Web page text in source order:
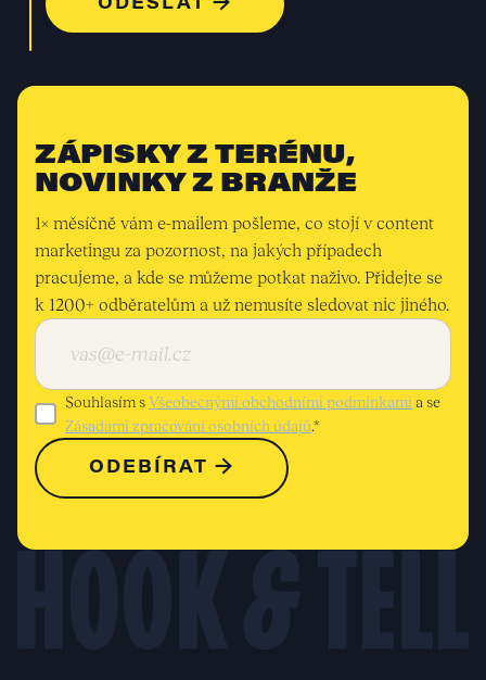
ZÁPISKY Z TERÉNU,
NOVINKY Z BRANŽE
1× měsíčně vám e-mailem pošleme, co stojí v content
marketingu za pozornost, na jakých případech
pracujeme, a kde se můžeme potkat naživo. Přidejte se
k 1200+ odběratelům a už nemusíte sledovat nic jiného.
Souhlasím sVšeobecnými obchodními podmínkami a se
Zásadami zpracování osobních údajů.*